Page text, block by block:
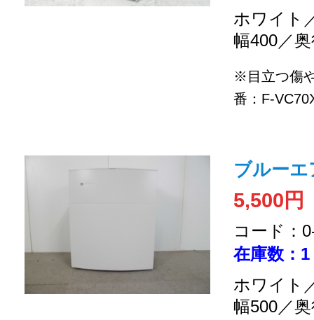
ホワイト
幅400／
※目立つ傷
番：F-
ブルーエ
5,500円
コード：
在庫数：1
ホワイト
幅500／